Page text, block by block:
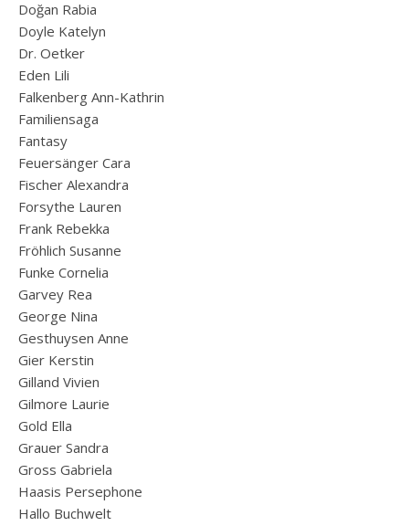
Doğan Rabia
Doyle Katelyn
Dr. Oetker
Eden Lili
Falkenberg Ann-Kathrin
Familiensaga
Fantasy
Feuersänger Cara
Fischer Alexandra
Forsythe Lauren
Frank Rebekka
Fröhlich Susanne
Funke Cornelia
Garvey Rea
George Nina
Gesthuysen Anne
Gier Kerstin
Gilland Vivien
Gilmore Laurie
Gold Ella
Grauer Sandra
Gross Gabriela
Haasis Persephone
Hallo Buchwelt